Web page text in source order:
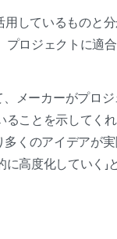
しているものと
ロジェクトに適
メーカーがプロ
ことを示してくれ
くのアイデアが
高度化していく」